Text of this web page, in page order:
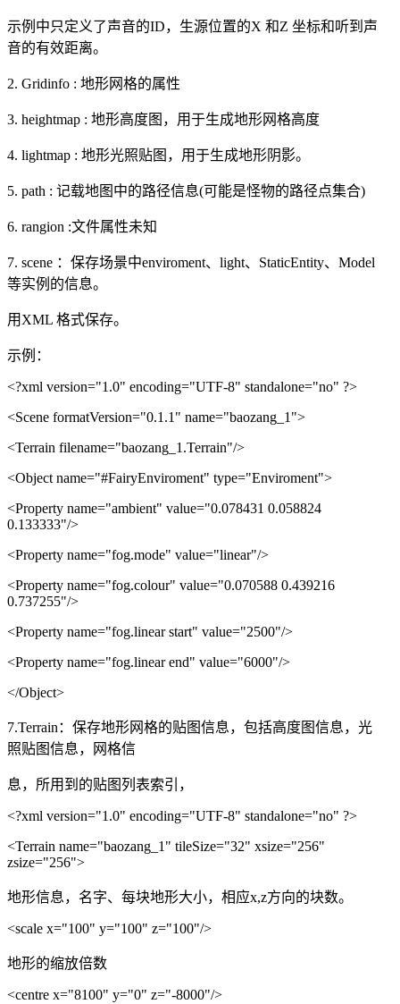
示例中只定义了声音的ID，生源位置的X 和Z 坐标和听到声
音的有效距离。
2. Gridinfo : 地形网格的属性
3. heightmap : 地形高度图，用于生成地形网格高度
4. lightmap : 地形光照贴图，用于生成地形阴影。
5. path : 记载地图中的路径信息(可能是怪物的路径点集合)
6. rangion :文件属性未知
7. scene ：保存场景中enviroment、light、StaticEntity、Model
等实例的信息。
用XML 格式保存。
示例：
<?xml version="1.0" encoding="UTF-8" standalone="no" ?>
<Scene formatVersion="0.1.1" name="baozang_1">
<Terrain filename="baozang_1.Terrain"/>
<Object name="#FairyEnviroment" type="Enviroment">
<Property name="ambient" value="0.078431 0.058824
0.133333"/>
<Property name="fog.mode" value="linear"/>
<Property name="fog.colour" value="0.070588 0.439216
0.737255"/>
<Property name="fog.linear start" value="2500"/>
<Property name="fog.linear end" value="6000"/>
</Object>
7.Terrain：保存地形网格的贴图信息，包括高度图信息，光
照贴图信息，网格信
息，所用到的贴图列表索引，
<?xml version="1.0" encoding="UTF-8" standalone="no" ?>
<Terrain name="baozang_1" tileSize="32" xsize="256"
zsize="256">
地形信息，名字、每块地形大小，相应x,z方向的块数。
<scale x="100" y="100" z="100"/>
地形的缩放倍数
<centre x="8100" y="0" z="-8000"/>